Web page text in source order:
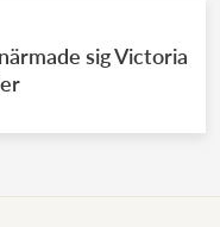
sig Victoria